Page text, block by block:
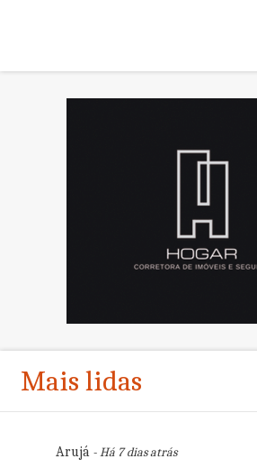
Mais lidas
Arujá- Há 7 dias atrás